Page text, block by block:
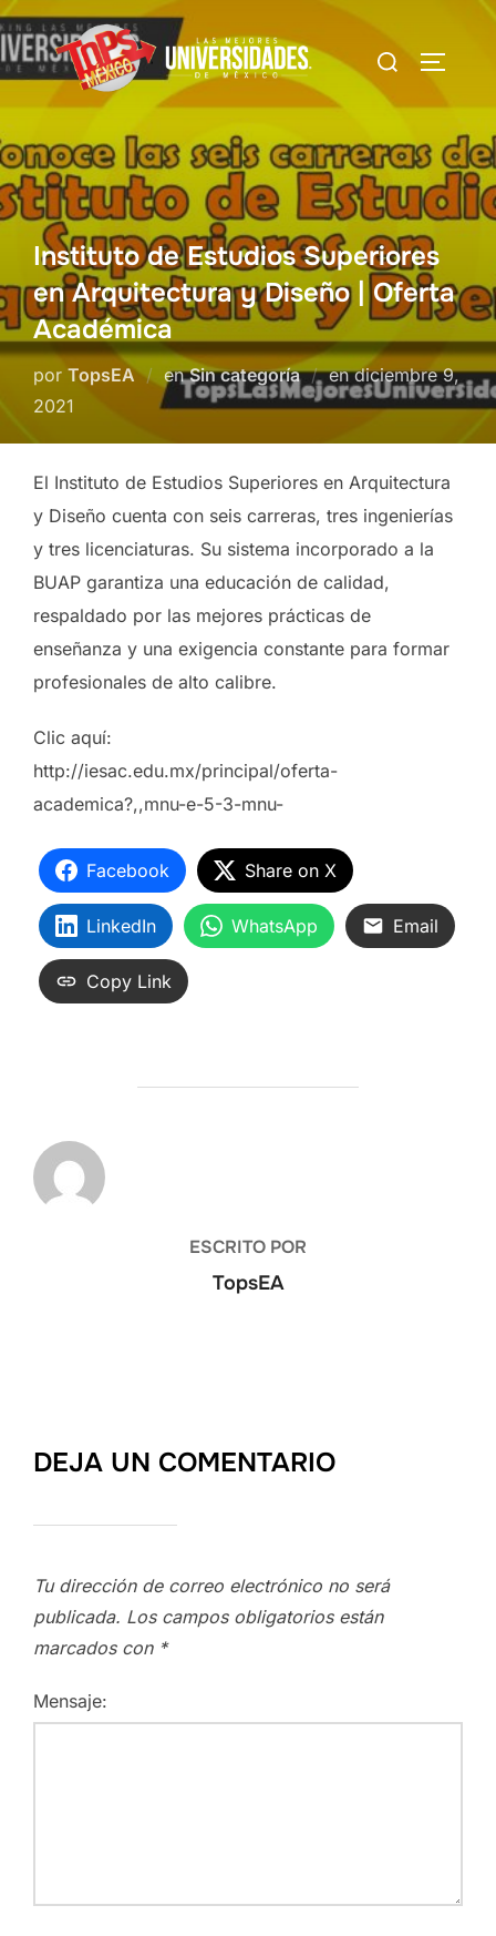
Saltar
al
contenido
Buscar:
Instituto de Estudios Superiores
en Arquitectura y Diseño | Oferta
Académica
por TopsEA enSin categoría enPublicado
el
diciembre 9,
2021
El Instituto de Estudios Superiores en Arquitectura
y Diseño cuenta con seis carreras, tres ingenierías
y tres licenciaturas. Su sistema incorporado a la
BUAP garantiza una educación de calidad,
respaldado por las mejores prácticas de
enseñanza y una exigencia constante para formar
profesionales de alto calibre.
Clic aquí:
http://iesac.edu.mx/principal/oferta-
academica?,,mnu-e-5-3-mnu-
Facebook Share on X
LinkedIn WhatsApp Email
Copy Link
ESCRITO POR
TopsEA
DEJA UN COMENTARIO
Tu dirección de correo electrónico no será
publicada. Los campos obligatorios están
marcados con *
Mensaje: